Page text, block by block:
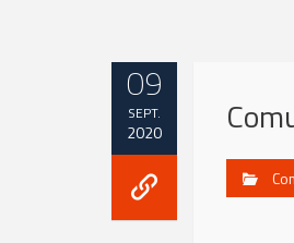
09
SEPT.
2020